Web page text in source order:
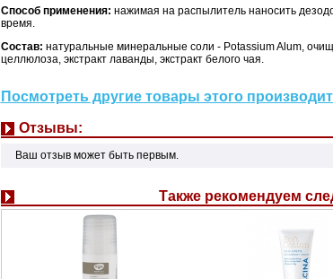
Способ применения: нажимая на распылитель наносить
время.
Состав: натуральные минеральные соли - Potassium Alum,
целлюлоза, экстракт лаванды, экстракт белого чая.
Посмотреть другие товары этого
Отзывы:
Ваш отзыв может быть первым.
Также рекомендуем